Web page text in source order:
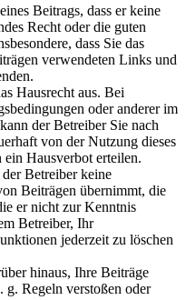
Beitrags, dass er keine
Recht oder die guten
dass Sie das
verwendeten Links und
Hausrecht aus. Bei
oder anderer im
der Betreiber Sie nach
von der Nutzung dieses
ein Hausverbot erteilen.
Betreiber keine
Beiträgen übernimmt, die
er nicht zur Kenntnis
Betreiber, Ihr
jederzeit zu löschen
hinaus, Ihre Beiträge
g. Regeln verstoßen oder